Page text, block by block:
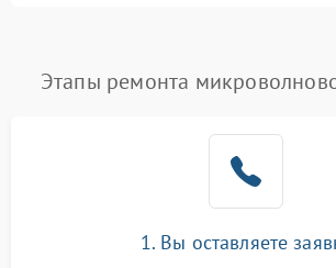
Появление запаха гари
2200 ₽
Не работают сенсорные
Этапы ремонта
1. Вы оставляете